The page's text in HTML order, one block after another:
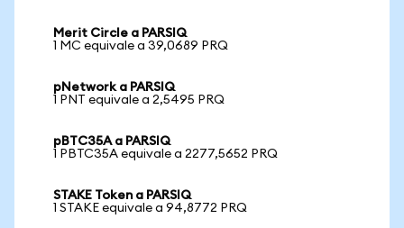
Merit Circle a PARSIQ
1 MC equivale a 39,0689 PRQ
pNetwork a PARSIQ
1 PNT equivale a 2,5495 PRQ
pBTC35A a PARSIQ
1 PBTC35A equivale a 2277,5652 PRQ
STAKE Token a PARSIQ
1 STAKE equivale a 94,8772 PRQ